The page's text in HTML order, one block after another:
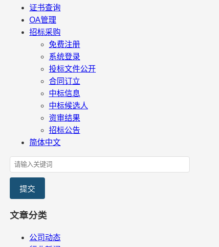
证书查询
OA管理
招标采购
免费注册
系统登录
投标文件公开
合同订立
中标信息
中标候选人
资审结果
招标公告
简体中文
提交
文章分类
公司动态